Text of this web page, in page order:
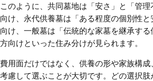
このように、共同墓地は「安さ」と「管
向け、永代供養墓は「ある程度の個別性
向け、一般墓は「伝統的な家墓を継承す
方向けといった住み分けが見られます。
費用面だけではなく、供養の形や家族構
考慮して選ぶことが大切です。どの選択